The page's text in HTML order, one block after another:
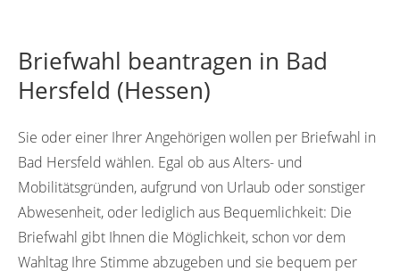
Briefwahl beantragen in Bad
Hersfeld (Hessen)
Sie oder einer Ihrer Angehörigen wollen per Briefwahl in
Bad Hersfeld wählen. Egal ob aus Alters- und
Mobilitätsgründen, aufgrund von Urlaub oder sonstiger
Abwesenheit, oder lediglich aus Bequemlichkeit: Die
Briefwahl gibt Ihnen die Möglichkeit, schon vor dem
Wahltag Ihre Stimme abzugeben und sie bequem per